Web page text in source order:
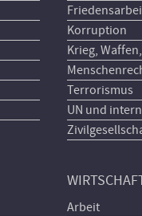
Korruption
Krieg,
Terrorismus
UN und
Arbeit